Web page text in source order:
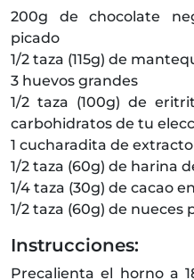
200g de chocolate
picado
1/2 taza (115g) de
3 huevos grandes
1/2 taza (100g) de
carbohidratos de tu
1 cucharadita de
1/2 taza (60g) de harina
1/4 taza (30g) de cacao
1/2 taza (60g) de nueces
Instrucciones:
Precalienta el horno a